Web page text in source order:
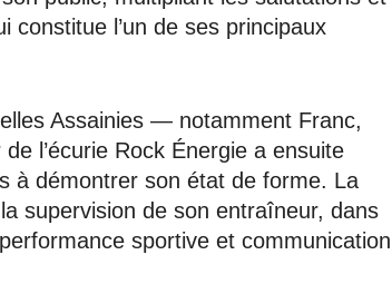
constitue l’un de ses principaux
Assainies — notamment Franc,
l’écurie Rock Énergie a ensuite
à démontrer son état de forme. La
supervision de son entraîneur, dans
sportive et communication